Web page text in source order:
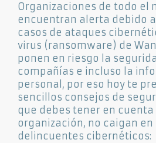
Organizaciones de todo el
encuentran alerta debido
casos de ataques
virus (ransomware) de
ponen en riesgo la
compañías e incluso la
personal, por eso hoy te
sencillos consejos de
que debes tener en
organización, no caigan en
delincuentes cibernéticos: